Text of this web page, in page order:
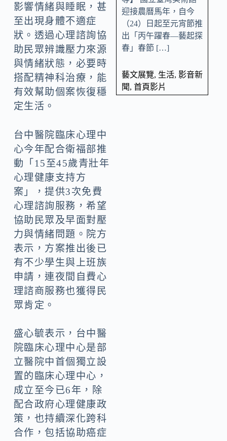
影響情緒與睡眠，甚
至出現身體不適症
狀。透過心理諮詢協
助民眾辨識壓力來源
與情緒狀態，必要時
搭配精神科治療，能
有效幫助個案恢復穩
定生活。
台中醫院臨床心理中
心今年配合衛福部推
動「15至45歲青壯年
心理健康支持方
案」，提供3次免費
心理諮詢服務，希望
協助民眾及早面對壓
力與情緒問題。院方
表示，方案推出後已
有不少學生與上班族
申請，連夜間自費心
理諮商服務也獲得民
眾肯定。
盛心毓表示，台中醫
院臨床心理中心是部
立醫院中首個獨立設
置的臨床心理中心，
成立至今已6年，除
配合政府心理健康政
策，也持續深化跨科
合作，包括協助癌症
迎接農曆馬年，自今
（24）日起至元宵節推
出「丙午躍春—藝起探
春」春節 […]
藝文展覽, 生活, 影音新
聞, 首頁影片